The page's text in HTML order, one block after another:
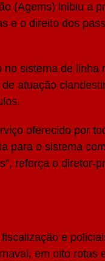
(Agems) inibiu a
e o direito dos
sistema de linha
atuação
oferecido por
para o sistema
reforça o diretor-
e
em oito rotas